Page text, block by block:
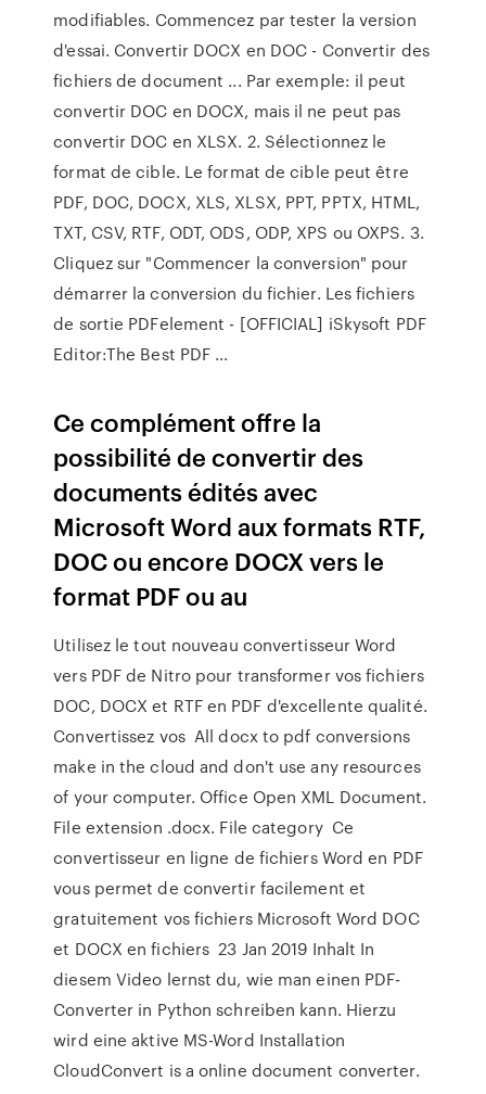
modifiables. Commencez par tester la version
d'essai. Convertir DOCX en DOC - Convertir des
fichiers de document ... Par exemple: il peut
convertir DOC en DOCX, mais il ne peut pas
convertir DOC en XLSX. 2. Sélectionnez le
format de cible. Le format de cible peut être
PDF, DOC, DOCX, XLS, XLSX, PPT, PPTX, HTML,
TXT, CSV, RTF, ODT, ODS, ODP, XPS ou OXPS. 3.
Cliquez sur "Commencer la conversion" pour
démarrer la conversion du fichier. Les fichiers
de sortie PDFelement - [OFFICIAL] iSkysoft PDF
Editor:The Best PDF ...
Ce complément offre la
possibilité de convertir des
documents édités avec
Microsoft Word aux formats RTF,
DOC ou encore DOCX vers le
format PDF ou au
Utilisez le tout nouveau convertisseur Word
vers PDF de Nitro pour transformer vos fichiers
DOC, DOCX et RTF en PDF d'excellente qualité.
Convertissez vos All docx to pdf conversions
make in the cloud and don't use any resources
of your computer. Office Open XML Document.
File extension .docx. File category Ce
convertisseur en ligne de fichiers Word en PDF
vous permet de convertir facilement et
gratuitement vos fichiers Microsoft Word DOC
et DOCX en fichiers 23 Jan 2019 Inhalt In
diesem Video lernst du, wie man einen PDF-
Converter in Python schreiben kann. Hierzu
wird eine aktive MS-Word Installation
CloudConvert is a online document converter.